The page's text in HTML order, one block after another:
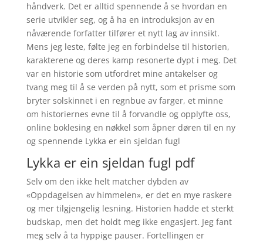
håndverk. Det er alltid spennende å se hvordan en
serie utvikler seg, og å ha en introduksjon av en
nåværende forfatter tilfører et nytt lag av innsikt.
Mens jeg leste, følte jeg en forbindelse til historien,
karakterene og deres kamp resonerte dypt i meg. Det
var en historie som utfordret mine antakelser og
tvang meg til å se verden på nytt, som et prisme som
bryter solskinnet i en regnbue av farger, et minne
om historiernes evne til å forvandle og opplyfte oss,
online boklesing en nøkkel som åpner døren til en ny
og spennende Lykka er ein sjeldan fugl
Lykka er ein sjeldan fugl pdf
Selv om den ikke helt matcher dybden av
«Oppdagelsen av himmelen», er det en mye raskere
og mer tilgjengelig lesning. Historien hadde et sterkt
budskap, men det holdt meg ikke engasjert. Jeg fant
meg selv å ta hyppige pauser. Fortellingen er